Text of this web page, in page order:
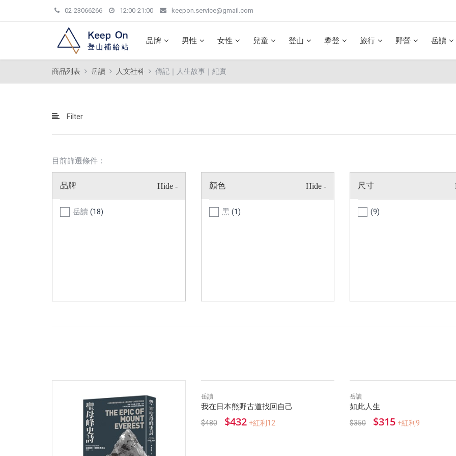
02-23066266 12:00-21:00 keepon.service@gmail.com
品牌 男性 女性 兒童 登山 攀登 旅行 野營 岳讀
商品列表 岳讀 人文社科 傳記｜人生故事｜紀實
Filter
目前篩選條件：
品牌
岳讀 (18)
顏色
黑 (1)
尺寸
(9)
岳讀
我在日本熊野古道找回自己
$480 $432 +紅利12
岳讀
如此人生
$350 $315 +紅利9